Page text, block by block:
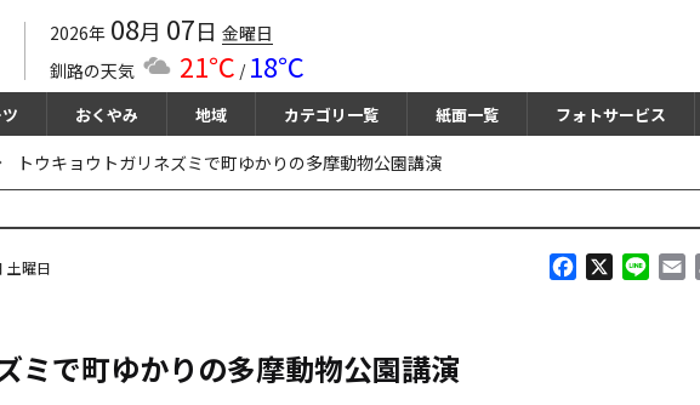
2026年 08月 07日 金曜日
釧路の天気
21℃ / 18℃
おくやみ 地域 カテゴリ一覧 紙面一覧 フォトサービス
トウキョウトガリネズミで町ゆかりの多摩動物公園講演
土曜日
ミで町ゆかりの多摩動物公園講演